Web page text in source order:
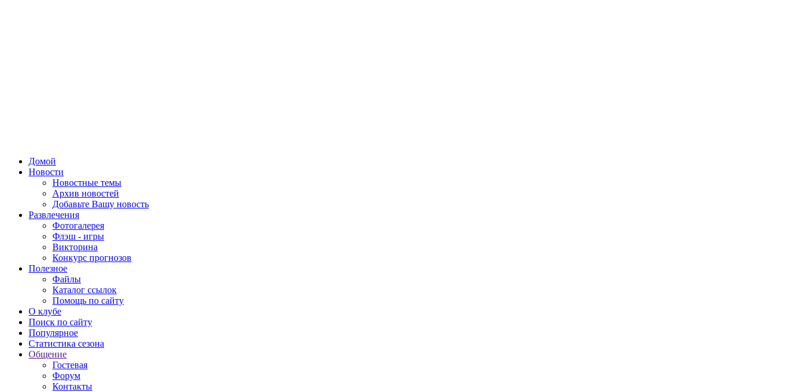
Домой
Новости
Новостные темы
Архив новостей
Добавьте Вашу новость
Развлечения
Фотогалерея
Флэш - игры
Викторина
Конкурс прогнозов
Полезное
Файлы
Каталог ссылок
Помощь по сайту
О клубе
Поиск по сайту
Популярное
Статистика сезона
Общение
Гостевая
Форум
Контакты